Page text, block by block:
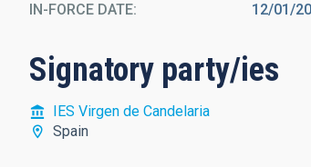
IN-FORCE DATE 12/01/
Signatory party/ies
IES Virgen de Candelaria
Spain